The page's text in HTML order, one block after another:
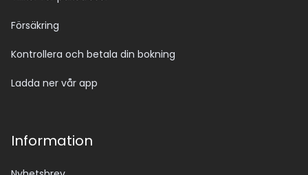
Försäkring
Kontrollera och betala din bokning
Ladda ner vår app
Information